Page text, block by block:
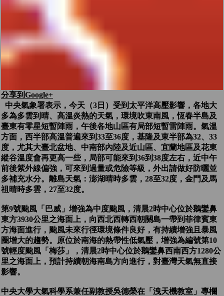
分享到Google+
中央氣象署表示，今天（3日）受到太平洋高壓影響，各地大
多為多雲到晴、高溫炎熱的天氣，環境吹東南風，恆春半島及
臺東有零星短暫陣雨，午後各地山區有局部短暫雷陣雨。氣溫
方面，西半部高溫普遍來到33至36度，基隆及東半部為32、33
度，尤其大臺北盆地、中南部內陸及近山區、宜蘭地區及花東
縱谷溫度會再更高一些，局部可能來到36到38度左右，近中午
前後紫外線偏強，可來到過量或危險等級，外出請做好防曬並
多補充水分。離島天氣：澎湖晴時多雲，28至32度，金門及馬
祖晴時多雲，27至32度。
第9號颱風「巴威」增強為中度颱風，清晨2時中心位於鵝鑾鼻
東方3930公里之海面上，向西北西轉西朝關島一帶到菲律賓東
方海面進行，颱風未來行徑環境條件良好，有持續增強且暴風
圈增大的趨勢。原位於南海的熱帶性低氣壓，增強為編號第10
號輕度颱風「梅莎」，清晨2時中心位於鵝鑾鼻西南西方1280公
里之海面上，預計持續朝海南島方向進行，對臺灣天氣無直接
影響。
中央大學大氣科學系兼任副教授吳德榮在「洩天機教室」專欄